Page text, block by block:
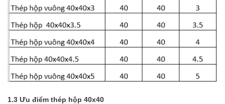
1.3 Ưu điểm thép hộp 40x40